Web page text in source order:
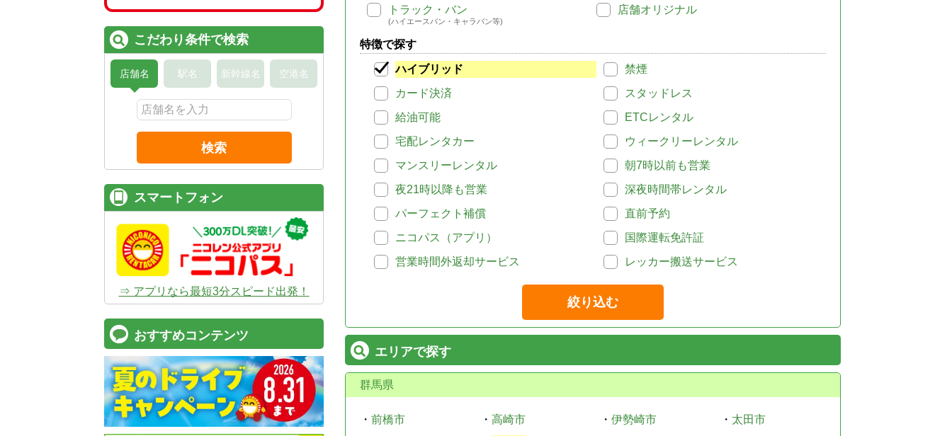
トラック・バン
(ハイエースバン・キャラバン等)
店舗オリジナル
特徴で探す
ハイブリッド
禁煙
カード決済
スタッドレス
給油可能
ETCレンタル
宅配レンタカー
ウィークリーレンタル
マンスリーレンタル
朝7時以前も営業
夜21時以降も営業
深夜時間帯レンタル
パーフェクト補償
直前予約
ニコパス（アプリ）
国際運転免許証
営業時間外返却サービス
レッカー搬送サービス
絞り込む
エリアで探す
群馬県
・ 前橋市 ・ 高崎市 ・ 伊勢崎市 ・ 太田市
こだわり条件で検索
店舗名 駅名 新幹線名 空港名
検索
スマートフォン
⇒ アプリなら最短3分スピード出発！
おすすめコンテンツ